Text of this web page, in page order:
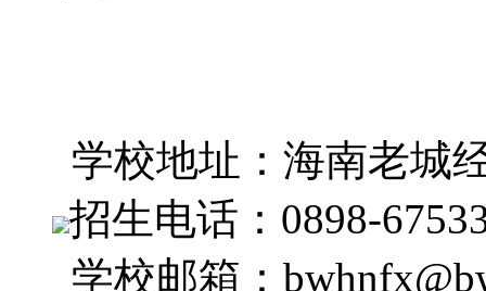
学校地址：海南老城
招生电话：0898-
学校邮箱：